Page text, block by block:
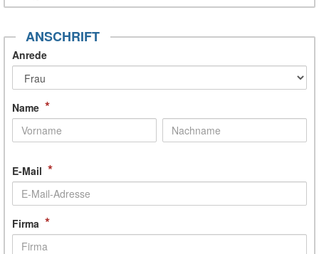
ANSCHRIFT
Anrede
Name *
E-Mail *
Firma *